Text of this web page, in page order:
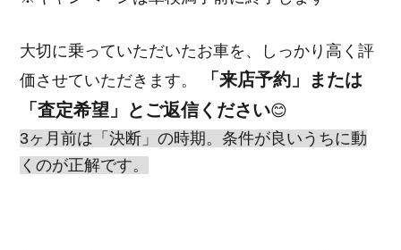
大切に乗っていただいたお車を、しっかり高く評
価させていただきます。
「来店予約」または
「査定希望」とご返信ください😊
3ヶ月前は「決断」の時期。条件が良いうちに動
くのが正解です。